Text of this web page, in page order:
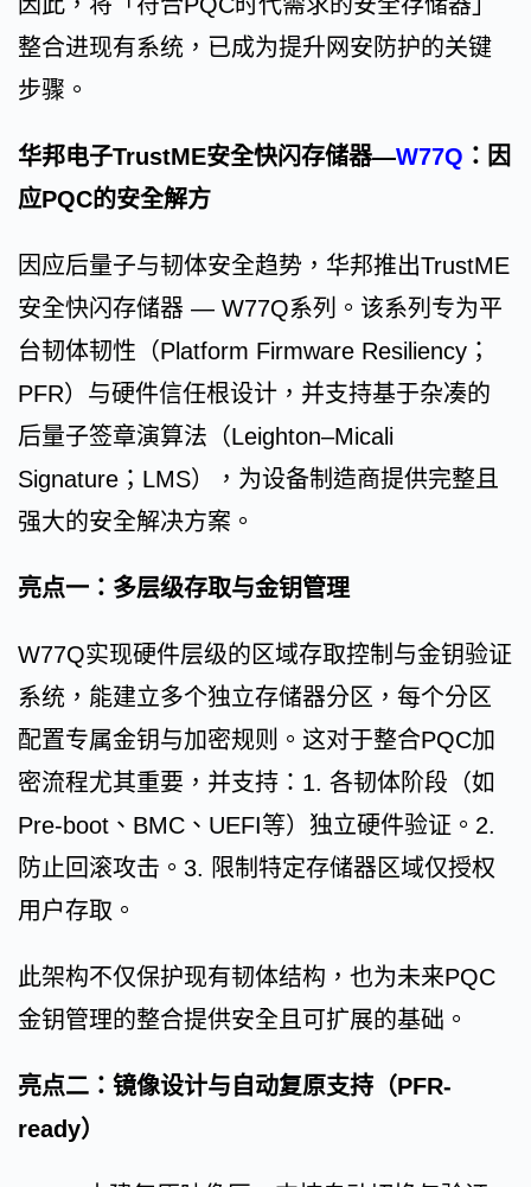
整合进现有系统，已成为提升网安防护的关键
步骤。
华邦电子TrustME安全快闪存储器—W77Q ：因
应PQC的安全解方
因应后量子与韧体安全趋势，华邦推出TrustME
安全快闪存储器 — W77Q系列。该系列专为平
台韧体韧性（Platform Firmware Resiliency；
PFR）与硬件信任根设计，并支持基于杂凑的
后量子签章演算法（Leighton–Micali
Signature；LMS），为设备制造商提供完整且
强大的安全解决方案。
亮点一：多层级存取与金钥管理
W77Q实现硬件层级的区域存取控制与金钥验证
系统，能建立多个独立存储器分区，每个分区
配置专属金钥与加密规则。这对于整合PQC加
密流程尤其重要，并支持：1. 各韧体阶段（如
Pre-boot、BMC、UEFI等）独立硬件验证。2.
防止回滚攻击。3. 限制特定存储器区域仅授权
用户存取。
此架构不仅保护现有韧体结构，也为未来PQC
金钥管理的整合提供安全且可扩展的基础。
亮点二：镜像设计与自动复原支持（PFR-
ready）